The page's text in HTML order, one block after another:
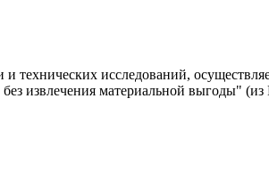
и технических исследований,
извлечения материальной выгоды" (из